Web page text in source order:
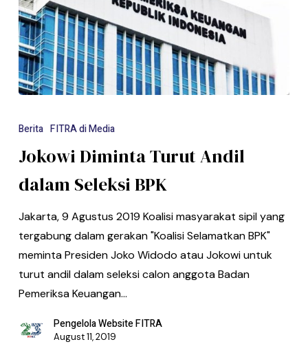
Berita FITRA di Media
Jokowi Diminta Turut Andil
dalam Seleksi BPK
Jakarta, 9 Agustus 2019 Koalisi masyarakat sipil yang
tergabung dalam gerakan "Koalisi Selamatkan BPK"
meminta Presiden Joko Widodo atau Jokowi untuk
turut andil dalam seleksi calon anggota Badan
Pemeriksa Keuangan…
Pengelola Website FITRA
August 11, 2019